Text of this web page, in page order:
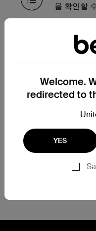
을 확인할
보증 기간
야 하는 경
저희 지원팀에서
내해 드리겠습니
보증
등록에 도움이
Welcome.
redirected to
YES